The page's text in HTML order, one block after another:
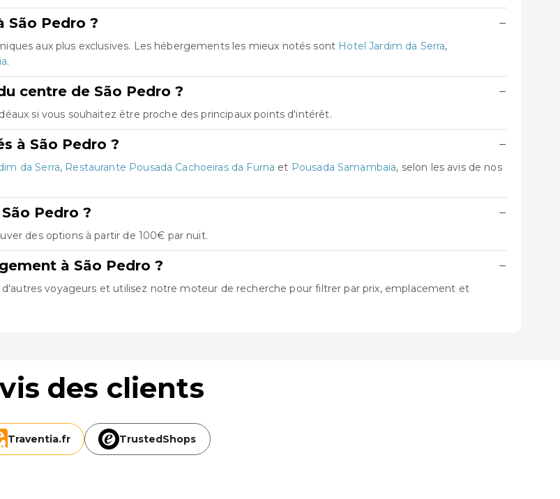
São Pedro ? −
aux plus exclusives. Les hébergements les mieux notés sont Hotel Jardim da Serra,
.
centre de São Pedro ? −
si vous souhaitez être proche des principaux points d'intérêt.
à São Pedro ? −
da Serra, Restaurante Pousada Cachoeiras da Furna et Pousada Samambaia, selon les avis de nos
Pedro ? −
des options à partir de 100€ par nuit.
à São Pedro ? −
voyageurs et utilisez notre moteur de recherche pour filtrer par prix, emplacement et
des clients
Traventia.fr TrustedShops